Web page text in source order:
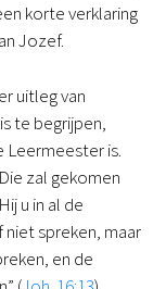
korte verklaring
Jozef.
uitleg van
te begrijpen,
Leermeester is.
zal gekomen
u in al de
spreken, maar
en de